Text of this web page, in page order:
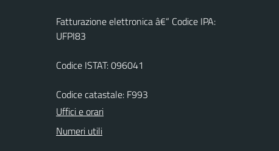
Fatturazione elettronica â€“ Codice IPA:
UFPI83
Codice ISTAT: 096041
Codice catastale: F993
Uffici e orari
Numeri utili